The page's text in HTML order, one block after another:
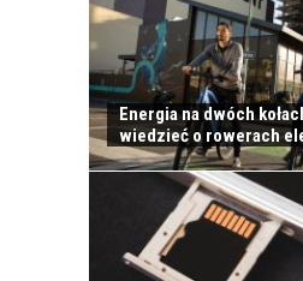
Energia na dwóch
wiedzieć o rowerach
KONTAKT